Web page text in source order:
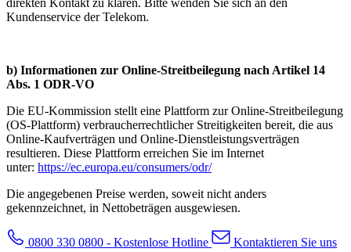
direkten Kontakt zu klären. Bitte wenden Sie sich an den
Kundenservice der Telekom.
b) Informationen zur Online-Streitbeilegung nach Artikel 14
Abs. 1 ODR-VO
Die EU-Kommission stellt eine Plattform zur Online-Streitbeilegung
(OS-Plattform) verbraucherrechtlicher Streitigkeiten bereit, die aus
Online-Kaufverträgen und Online-Dienstleistungsverträgen
resultieren. Diese Plattform erreichen Sie im Internet
unter: https://ec.europa.eu/consumers/odr/
Die angegebenen Preise werden, soweit nicht anders
gekennzeichnet, in Nettobeträgen ausgewiesen.
0800 330 0800 - Kostenlose Hotline Kontaktieren Sie uns